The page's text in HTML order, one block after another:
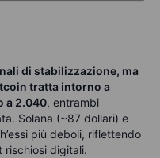
di stabilizzazione, ma
tratta intorno a
a 2.040, entrambi
Solana (~87 dollari) e
più deboli, riflettendo
rischiosi digitali.